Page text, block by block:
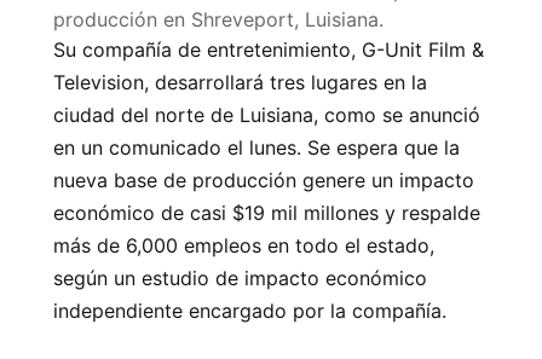
producción en Shreveport, Luisiana.
Su compañía de entretenimiento, G-Unit Film &
Television, desarrollará tres lugares en la
ciudad del norte de Luisiana, como se anunció
en un comunicado el lunes. Se espera que la
nueva base de producción genere un impacto
económico de casi $19 mil millones y respalde
más de 6,000 empleos en todo el estado,
según un estudio de impacto económico
independiente encargado por la compañía.